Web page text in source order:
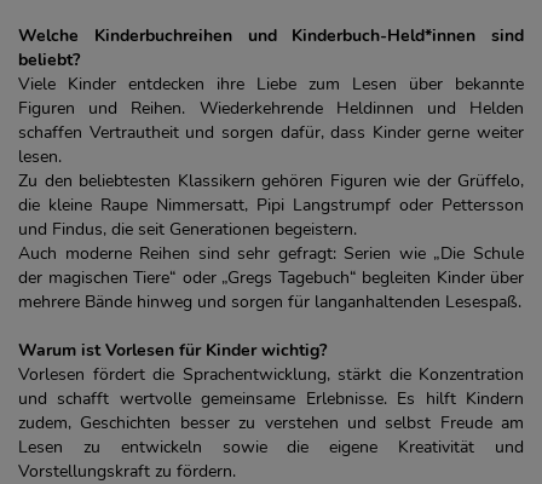
Welche Kinderbuchreihen und Kinderbuch-Held*innen sind
beliebt?
Viele Kinder entdecken ihre Liebe zum Lesen über bekannte
Figuren und Reihen. Wiederkehrende Heldinnen und Helden
schaffen Vertrautheit und sorgen dafür, dass Kinder gerne weiter
lesen.
Zu den beliebtesten Klassikern gehören Figuren wie der Grüffelo,
die kleine Raupe Nimmersatt, Pipi Langstrumpf oder Pettersson
und Findus, die seit Generationen begeistern.
Auch moderne Reihen sind sehr gefragt: Serien wie „Die Schule
der magischen Tiere“ oder „Gregs Tagebuch“ begleiten Kinder über
mehrere Bände hinweg und sorgen für langanhaltenden Lesespaß.
Warum ist Vorlesen für Kinder wichtig?
Vorlesen fördert die Sprachentwicklung, stärkt die Konzentration
und schafft wertvolle gemeinsame Erlebnisse. Es hilft Kindern
zudem, Geschichten besser zu verstehen und selbst Freude am
Lesen zu entwickeln sowie die eigene Kreativität und
Vorstellungskraft zu fördern.